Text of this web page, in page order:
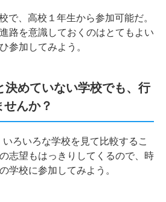
で、高校１年生から参加可能だ。
路を意識しておくのはとてもよい
参加してみよう。
決めていない学校でも、行
せんか？
ろいろな学校を見て比較するこ
志望もはっきりしてくるので、時
学校に参加してみよう。